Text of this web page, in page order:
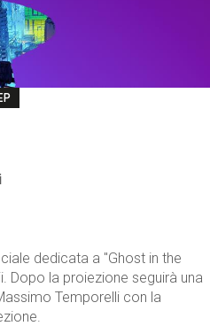
dedicata a "Ghost in the
Dopo la proiezione seguirà una
Temporelli con la